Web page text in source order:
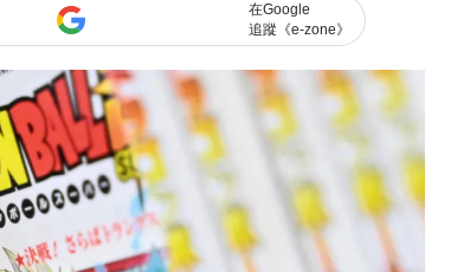
在Google
追蹤《e-zone》